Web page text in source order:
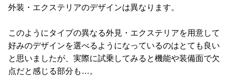
外装・エクステリアのデザインは異なります。
このようにタイプの異なる外見・エクステリアを用意して
好みのデザインを選べるようになっているのはとても良い
と思いましたが、実際に試乗してみると機能や装備面で欠
点だと感じる部分も…。